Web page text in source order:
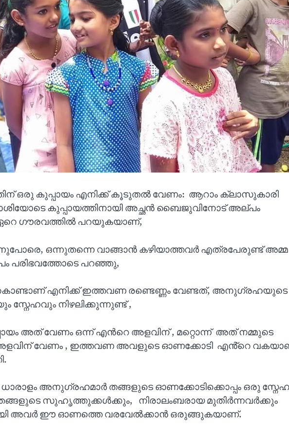
ഒരു കുപ്പായം എനിക്ക് കൂടുതൽ വേണം: ആറാം ക്ലാസുകാരി
കുപ്പായത്തിനായി അച്ഛൻ ബൈജുവിനോട് അല്പം
ഗൗരവത്തിൽ പറയുകയാണ്,
ഒന്നുതന്നെ വാങ്ങാൻ കഴിയാത്തവർ എത്രപേരുണ്ട് അമ്മ
പരിഭവത്തോടെ പറഞ്ഞു,
എനിക്ക് ഇത്തവണ രണ്ടെണ്ണം വേണ്ടത്, അനുഗ്രഹയുടെ
സ്നേഹവും നിഴലിക്കുന്നുണ്ട് ,
അത് വേണം ഒന്ന് എൻറെ അളവിന് , മറ്റൊന്ന് അത് നമ്മുടെ
അളവിന് വേണം , ഇത്തവണ അവളുടെ ഓണക്കോടി എൻ്റെ
അനുഗ്രഹമാർ തങ്ങളുടെ ഓണക്കോടിക്കൊപ്പം ഒരു സ്നേഹ
തങ്ങളുടെ സുഹൃത്തുക്കൾക്കും, നിരാലംബരായ മുതിർന്നവർക്കും
അവർ ഈ ഓണത്തെ വരവേൽക്കാൻ ഒരുങ്ങുകയാണ്.